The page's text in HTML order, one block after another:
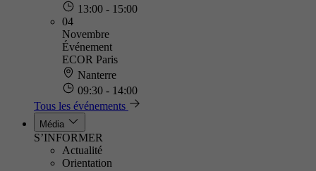
13:00 - 15:00
04
Novembre
Événement
ECOR Paris
Nanterre
09:30 - 14:00
Tous les événements
Média
S’INFORMER
Actualité
Orientation